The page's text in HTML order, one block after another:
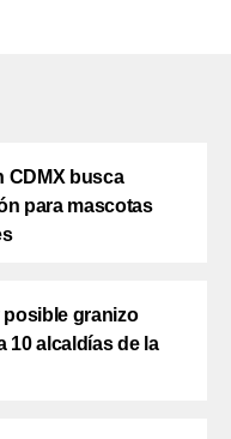
CDMX busca
para mascotas
posible granizo
10 alcaldías de la